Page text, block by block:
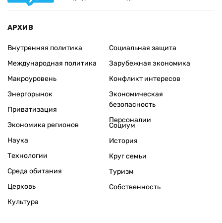
АРХИВ
Внутренняя политика
Международная политика
Макроуровень
Энергорынок
Приватизация
Экономика регионов
Социальная защита
Зарубежная экономика
Конфликт интересов
Экономическая
безопасность
Персоналии
Наука
Технологии
Среда обитания
Церковь
Культура
Социум
История
Круг семьи
Туризм
Собственность